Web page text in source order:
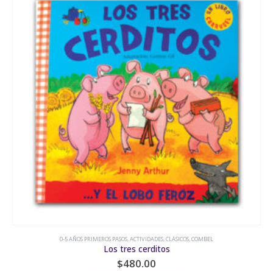
0-5 AÑOS PRIMEROS PASOS,AMISTAD,COLORES,OCEANO
Art y Max
$335.00